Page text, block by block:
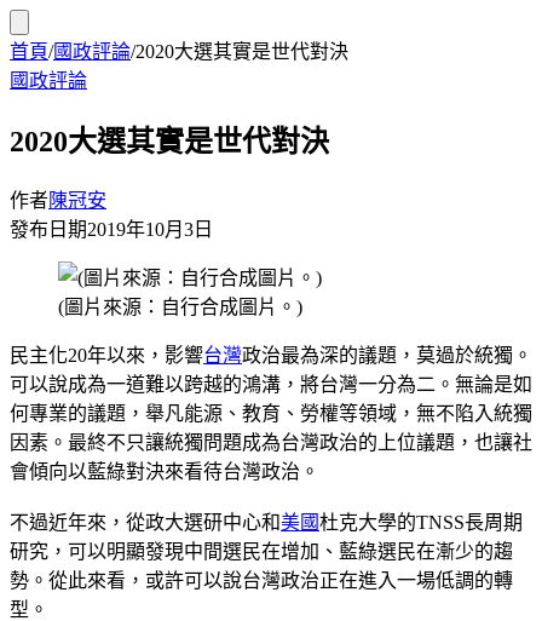
首頁/國政評論/2020大選其實是世代對決
國政評論
2020大選其實是世代對決
作者陳冠安
發布日期2019年10月3日
(圖片來源：自行合成圖片。)
民主化20年以來，影響台灣政治最為深的議題，莫過於統獨。
可以說成為一道難以跨越的鴻溝，將台灣一分為二。無論是如
何專業的議題，舉凡能源、教育、勞權等領域，無不陷入統獨
因素。最終不只讓統獨問題成為台灣政治的上位議題，也讓社
會傾向以藍綠對決來看待台灣政治。
不過近年來，從政大選研中心和美國杜克大學的TNSS長周期
研究，可以明顯發現中間選民在增加、藍綠選民在漸少的趨
勢。從此來看，或許可以說台灣政治正在進入一場低調的轉
型。